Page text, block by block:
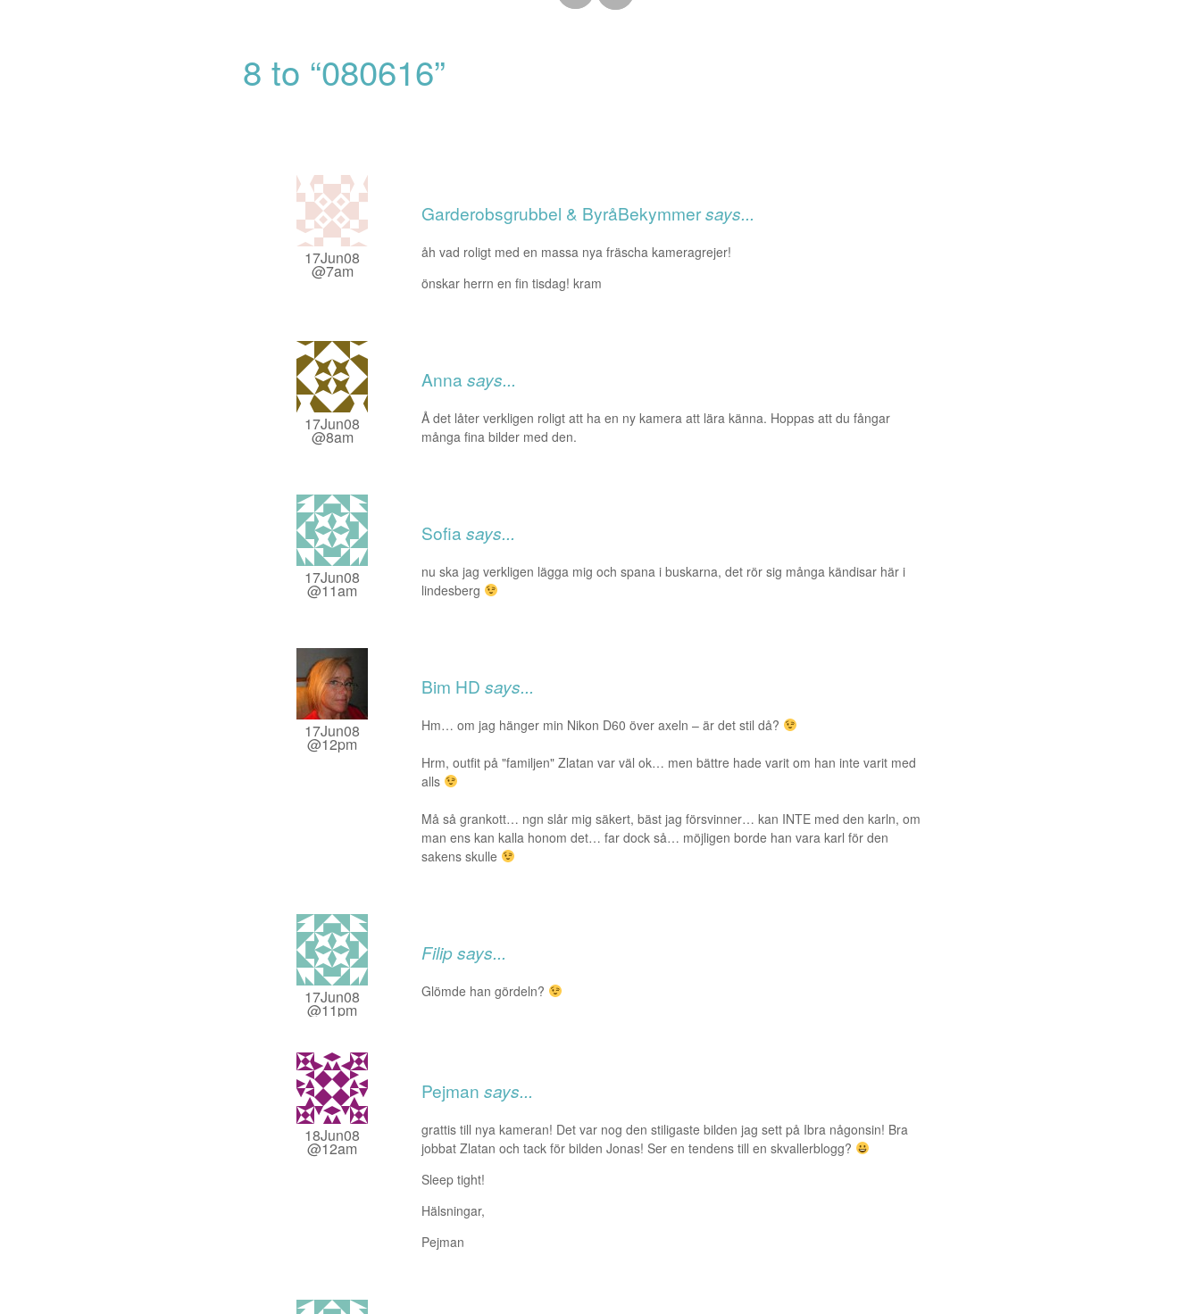
8 to “080616”
17Jun08
@7am
Garderobsgrubbel & ByråBekymmersays...
åh vad roligt med en massa nya fräscha kameragrejer!
önskar herrn en fin tisdag! kram
17Jun08
@8am
Anna says...
Å det låter verkligen roligt att ha en ny kamera att lära känna. Hoppas att du fångar
många fina bilder med den.
17Jun08
@11am
Sofia says...
nu ska jag verkligen lägga mig och spana i buskarna, det rör sig många kändisar här i
lindesberg
17Jun08
@12pm
Bim HD says...
Hm… om jag hänger min Nikon D60 över axeln – är det stil då?
Hrm, outfit på "familjen" Zlatan var väl ok… men bättre hade varit om han inte varit med
alls
Må så grankott… ngn slår mig säkert, bäst jag försvinner… kan INTE med den karln, om
man ens kan kalla honom det… far dock så… möjligen borde han vara karl för den
sakens skulle
17Jun08
@11pm
Filipsays...
Glömde han gördeln?
18Jun08
@12am
Pejman says...
grattis till nya kameran! Det var nog den stiligaste bilden jag sett på Ibra någonsin! Bra
jobbat Zlatan och tack för bilden Jonas! Ser en tendens till en skvallerblogg?
Sleep tight!
Hälsningar,
Pejman